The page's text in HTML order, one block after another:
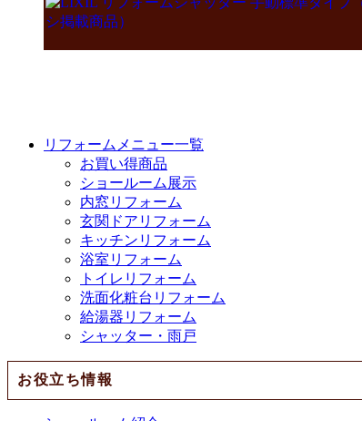
リフォームメニュー一覧
お買い得商品
ショールーム展示
内窓リフォーム
玄関ドアリフォーム
キッチンリフォーム
浴室リフォーム
トイレリフォーム
洗面化粧台リフォーム
給湯器リフォーム
シャッター・雨戸
お役立ち情報